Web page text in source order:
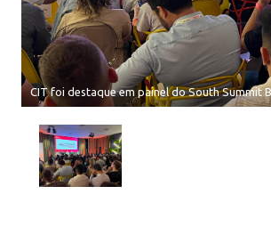
CIT foi destaque em painel do South Summit